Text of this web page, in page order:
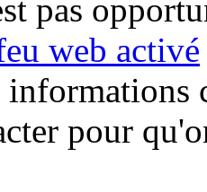
pas
web activé
informations
pour